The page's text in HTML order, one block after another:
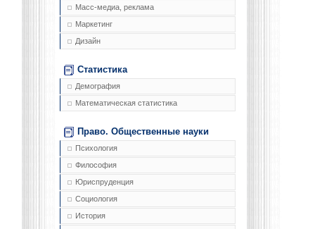
Масс-медиа, реклама
Маркетинг
Дизайн
Статистика
Демография
Математическая статистика
Право. Общественные науки
Психология
Философия
Юриспруденция
Социология
История